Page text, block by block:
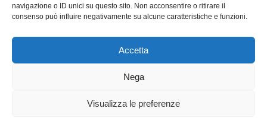
navigazione o ID unici su questo sito. Non acconsentire o ritirare il
consenso può influire negativamente su alcune caratteristiche e funzioni.
Accetta
Nega
Visualizza le preferenze
Contatti
+39 347 2461036
WGItalia